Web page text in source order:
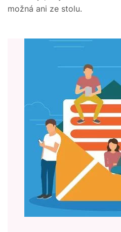
možná ani ze stolu.